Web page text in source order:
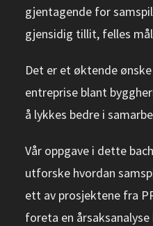
gjentagende for
gjensidig tillit, felles
Det er et øktende
entreprise blant
å lykkes bedre i
Vår oppgave i dette
utforske hvordan
ett av prosjektene fra
foreta en